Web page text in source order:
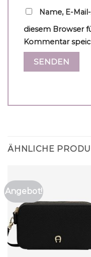
Name, E-
diesem Browser
Kommentar
ÄHNLICHE
Angebot!